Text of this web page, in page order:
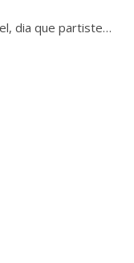
dia que partiste…